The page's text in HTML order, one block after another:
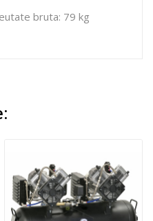
bruta: 79 kg